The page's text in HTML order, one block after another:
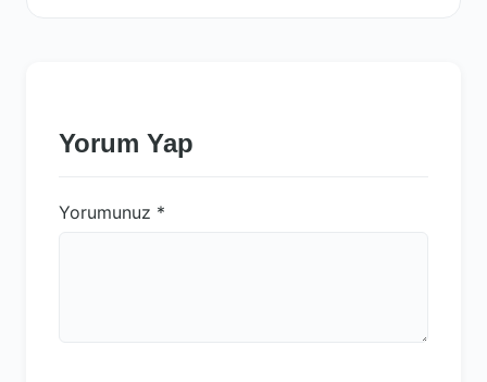
Yorum Yap
Yorumunuz *